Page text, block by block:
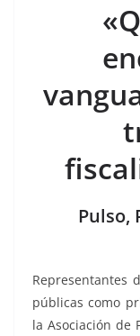
b
o
k
itt
er
Pulso,
Representantes
públicas como
la Asociación de